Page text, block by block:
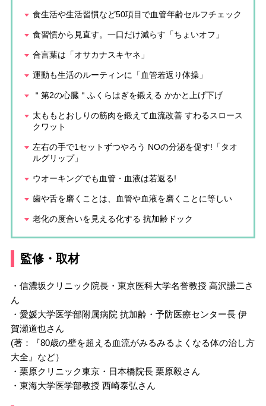
食生活や生活習慣など50項目で血管年齢セルフチェック
食習慣から見直す。一口だけ減らす「ちょいオフ」
合言葉は「オサカナスキヤネ」
運動も生活のルーティンに「血管若返り体操」
＂第2の心臓＂ふくらはぎを鍛える かかと上げ下げ
太ももとおしりの筋肉を鍛えて血流改善 すわるスロース
クワット
左右の手で1セットずつやろう NOの分泌を促す!「タオ
ルグリップ」
ウオーキングでも血管・血液は若返る!
歯や舌を磨くことは、血管や血液を磨くことに等しい
老化の度合いを見える化する 抗加齢ドック
監修・取材
・信濃坂クリニック院長・東京医科大学名誉教授 高沢謙二さ
ん
・愛媛大学医学部附属病院 抗加齢・予防医療センター長 伊
賀瀬道也さん
(著：『80歳の壁を超える血流がみるみるよくなる体の治し方
大全』など）
・栗原クリニック東京・日本橋院長 栗原毅さん
・東海大学医学部教授 西崎泰弘さん